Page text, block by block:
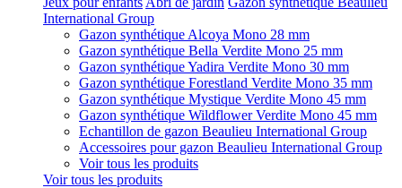
International Group
Gazon synthétique Alcoya Mono 28 mm
Gazon synthétique Bella Verdite Mono 25 mm
Gazon synthétique Yadira Verdite Mono 30 mm
Gazon synthétique Forestland Verdite Mono 35 mm
Gazon synthétique Mystique Verdite Mono 45 mm
Gazon synthétique Wildflower Verdite Mono 45 mm
Echantillon de gazon Beaulieu International Group
Accessoires pour gazon Beaulieu International Group
Voir tous les produits
Voir tous les produits